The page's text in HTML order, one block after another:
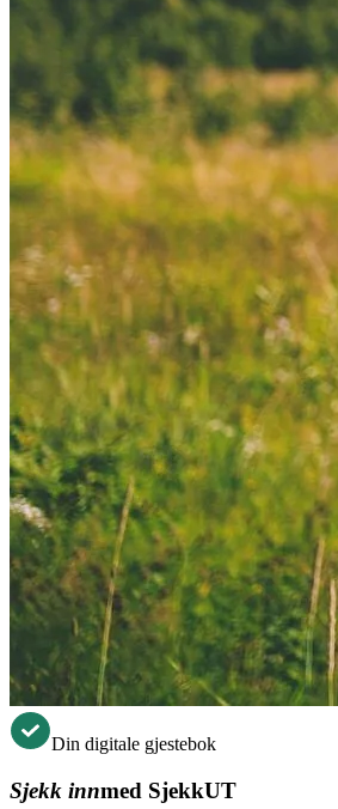
Din digitale gjestebok
Sjekk innmed SjekkUT